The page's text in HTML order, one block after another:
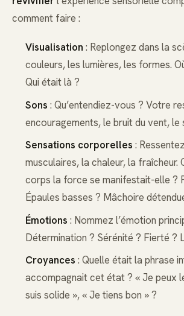
comment faire :
Visualisation : Replongez dans la
couleurs, les lumières, les formes.
Qui était là ?
Sons : Qu’entendiez-vous ? Votre
encouragements, le bruit du vent, le
Sensations corporelles :
musculaires, la chaleur, la fraîcheur.
corps la force se manifestait-elle ?
Épaules basses ? Mâchoire
Émotions : Nommez l’émotion
Détermination ? Sérénité ? Fierté ?
Croyances : Quelle était la phrase
accompagnait cet état ? « Je peux
suis solide », « Je tiens bon » ?